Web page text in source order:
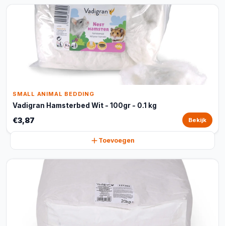
SMALL ANIMAL BEDDING
Vadigran Hamsterbed Wit - 100gr - 0.1 kg
€3,87 Bekijk
Toevoegen